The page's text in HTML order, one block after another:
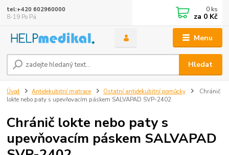
Menu
Hledat
tel:+420 602960000
8-19 Po Pá
0 ks
za 0 Kč
Úvod Antidekubitní matrace Ostatní antidekubitní pomůcky
Chránič
lokte nebo paty s upevňovacím páskem SALVAPAD SVP-2402
Chránič lokte nebo paty s
upevňovacím páskem SALVAPAD